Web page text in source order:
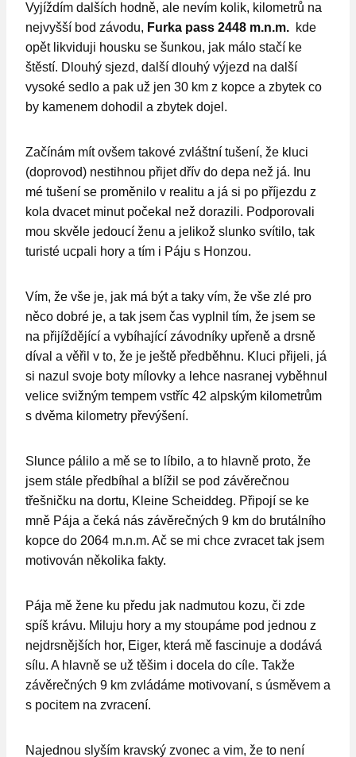
Vyjíždím dalších hodně, ale nevím kolik, kilometrů na
nejvyšší bod závodu, Furka pass 2448 m.n.m. kde
opět likviduji housku se šunkou, jak málo stačí ke
štěstí. Dlouhý sjezd, další dlouhý výjezd na další
vysoké sedlo a pak už jen 30 km z kopce a zbytek co
by kamenem dohodil a zbytek dojel.
Začínám mít ovšem takové zvláštní tušení, že kluci
(doprovod) nestihnou přijet dřív do depa než já. Inu
mé tušení se proměnilo v realitu a já si po příjezdu z
kola dvacet minut počekal než dorazili. Podporovali
mou skvěle jedoucí ženu a jelikož slunko svítilo, tak
turisté ucpali hory a tím i Páju s Honzou.
Vím, že vše je, jak má být a taky vím, že vše zlé pro
něco dobré je, a tak jsem čas vyplnil tím, že jsem se
na přijíždějící a vybíhající závodníky upřeně a drsně
díval a věřil v to, že je ještě předběhnu. Kluci přijeli, já
si nazul svoje boty mílovky a lehce nasranej vyběhnul
velice svižným tempem vstříc 42 alpským kilometrům
s dvěma kilometry převýšení.
Slunce pálilo a mě se to líbilo, a to hlavně proto, že
jsem stále předbíhal a blížil se pod závěrečnou
třešničku na dortu, Kleine Scheiddeg. Připojí se ke
mně Pája a čeká nás závěrečných 9 km do brutálního
kopce do 2064 m.n.m. Ač se mi chce zvracet tak jsem
motivován několika fakty.
Pája mě žene ku předu jak nadmutou kozu, či zde
spíš krávu. Miluju hory a my stoupáme pod jednou z
nejdrsnějších hor, Eiger, která mě fascinuje a dodává
sílu. A hlavně se už těšim i docela do cíle. Takže
závěrečných 9 km zvládáme motivovaní, s úsměvem a
s pocitem na zvracení.
Najednou slyším kravský zvonec a vim, že to není